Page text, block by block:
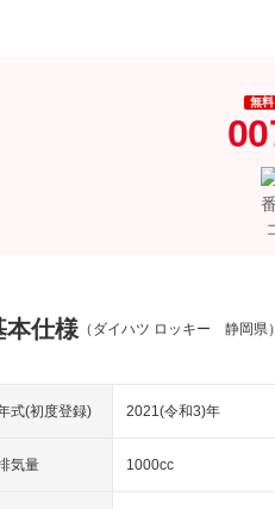
無料
本仕様 （ダイハツ ロッキー 静岡県）
式(初度登録) 2021(令和3)年
気量 1000cc